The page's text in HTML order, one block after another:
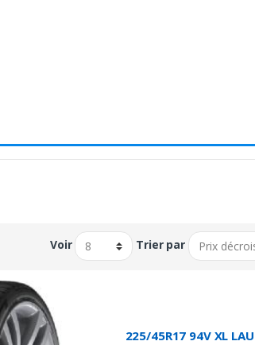
Voir Trier par
225/45R17 94V XL